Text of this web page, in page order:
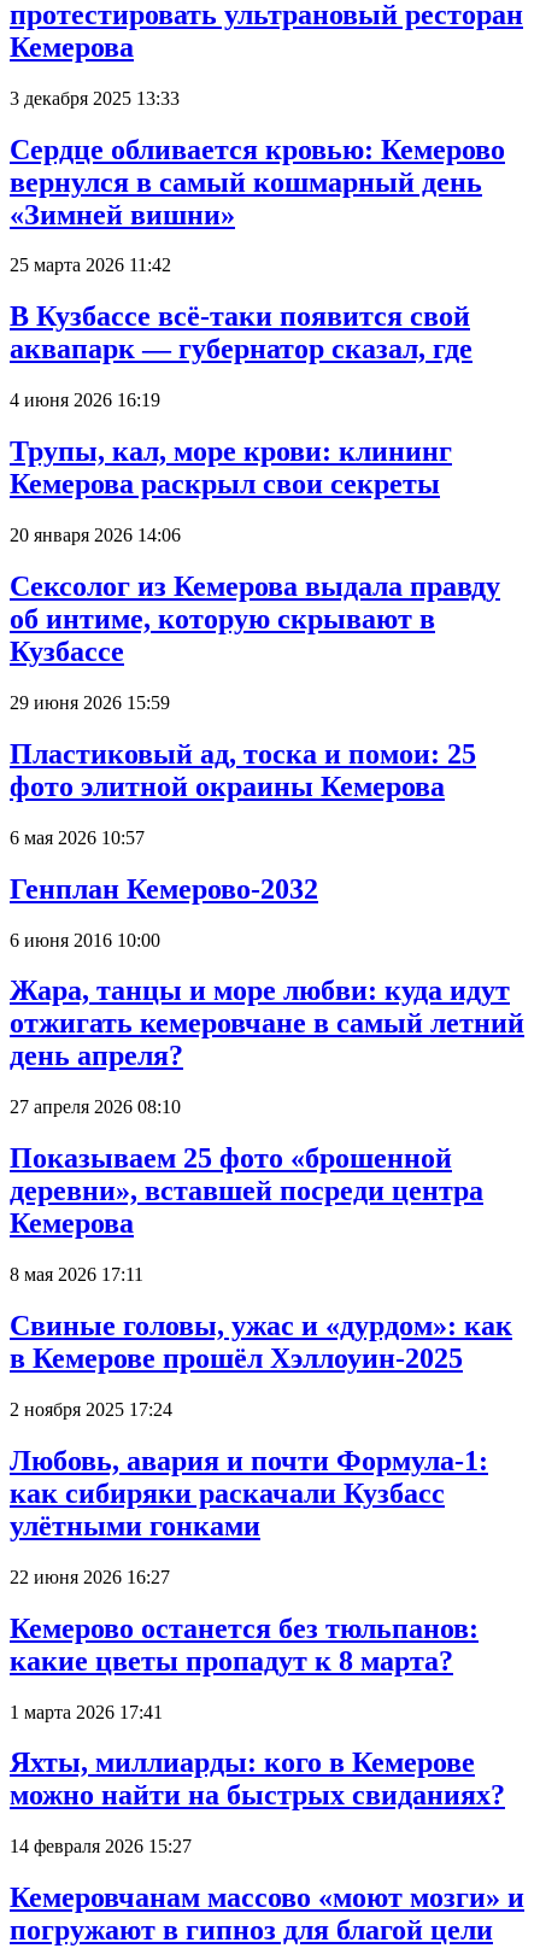
протестировать ультрановый ресторан
Кемерова
3 декабря 2025 13:33
Сердце обливается кровью: Кемерово
вернулся в самый кошмарный день
«Зимней вишни»
25 марта 2026 11:42
В Кузбассе всё-таки появится свой
аквапарк — губернатор сказал, где
4 июня 2026 16:19
Трупы, кал, море крови: клининг
Кемерова раскрыл свои секреты
20 января 2026 14:06
Сексолог из Кемерова выдала правду
об интиме, которую скрывают в
Кузбассе
29 июня 2026 15:59
Пластиковый ад, тоска и помои: 25
фото элитной окраины Кемерова
6 мая 2026 10:57
Генплан Кемерово-2032
6 июня 2016 10:00
Жара, танцы и море любви: куда идут
отжигать кемеровчане в самый летний
день апреля?
27 апреля 2026 08:10
Показываем 25 фото «брошенной
деревни», вставшей посреди центра
Кемерова
8 мая 2026 17:11
Свиные головы, ужас и «дурдом»: как
в Кемерове прошёл Хэллоуин-2025
2 ноября 2025 17:24
Любовь, авария и почти Формула-1:
как сибиряки раскачали Кузбасс
улётными гонками
22 июня 2026 16:27
Кемерово останется без тюльпанов:
какие цветы пропадут к 8 марта?
1 марта 2026 17:41
Яхты, миллиарды: кого в Кемерове
можно найти на быстрых свиданиях?
14 февраля 2026 15:27
Кемеровчанам массово «моют мозги» и
погружают в гипноз для благой цели